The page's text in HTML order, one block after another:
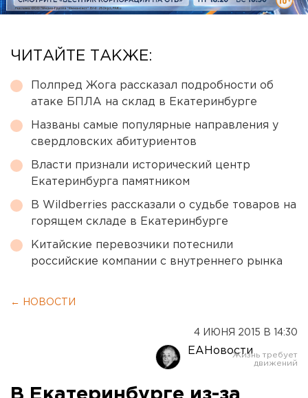
ЧИТАЙТЕ ТАКЖЕ:
Полпред Жога рассказал подробности об
атаке БПЛА на склад в Екатеринбурге
Названы самые популярные направления у
свердловских абитуриентов
Власти признали исторический центр
Екатеринбурга памятником
В Wildberries рассказали о судьбе товаров на
горящем складе в Екатеринбурге
Китайские перевозчики потеснили
российские компании с внутреннего рынка
← НОВОСТИ
4 ИЮНЯ 2015 В 14:30
ЕАНовости
В Екатеринбурге из-за